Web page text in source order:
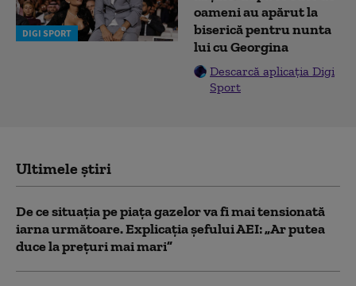
DIGI SPORT
oameni au apărut la
biserică pentru nunta
lui cu Georgina
Descarcă aplicația Digi
Sport
Ultimele știri
De ce situaţia pe piaţa gazelor va fi mai tensionată
iarna următoare. Explicația șefului AEI: „Ar putea
duce la preţuri mai mari”